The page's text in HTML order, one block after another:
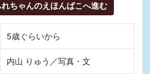
ちゃんのえほんばこへ進む
5歳ぐらいから
内山 りゅう／写真・文